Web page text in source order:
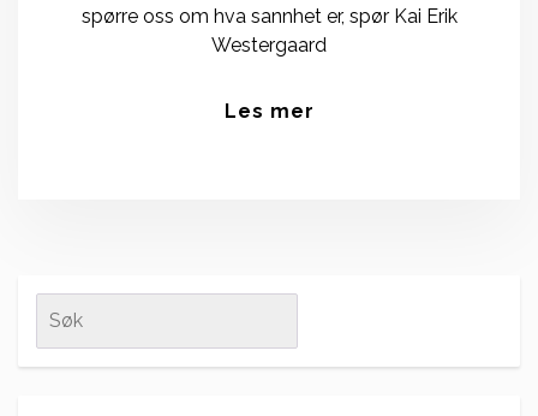
spørre oss om hva sannhet er, spør Kai Erik
Westergaard
Les mer
for: